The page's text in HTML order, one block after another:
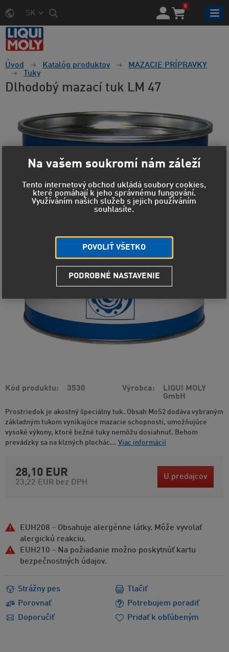
SK
0
Úvod Katalóg produktov
MAZACIE PRÍPRAVKY
Tuky
Dlhodobý mazací tuk LM 47
Kód produktu 3530 Výrobca
LIQUI MOLY
GmbH
Prostriedok je akostný špeciálny tuk. Obsah MoS2 dodáva vybraným
základným tukom vynikajúce mazacie schopnosti, umožňujúce
vysoké výkony, ktoré bežné tuky nemôžu dosiahnuť. Behom
prevádzky sa na klzných plochác... Viac informácií
28,10 EUR
23,22 EUR bez DPH
U predajcov
EUH208 - Obsahuje alergénne látky. Môže vyvolať
alergickú reakciu.
EUH210 - Na požiadanie možno poskytnúť kartu
bezpečnostných údajov.
Strážny pes
Porovnať
Potrebujem poradiť
Doporučiť
Tlačiť
Pridať k obľúbeným
Na vašem soukromí nám záleží
Tento internetový obchod ukládá soubory cookies,
které pomáhají k jeho správnému fungování.
Využíváním našich služeb s jejich používáním
souhlasíte.
POVOLIŤ VŠETKO
PODROBNÉ NASTAVENIE